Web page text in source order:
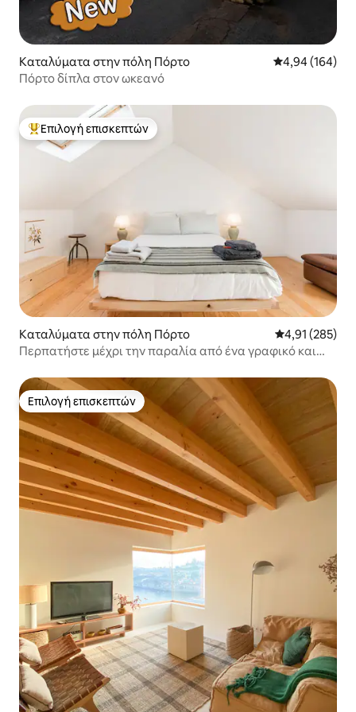
Καταλύματα στην πόλη Πόρτο Μέση
4,94 (164)
Πόρτο δίπλα στον ωκεανό
Κορυφαία επιλογή επισκεπτών
Επιλογή επισκεπτών
Καταλύματα στην πόλη Πόρτο Μέση
4,91 (285)
Περπατήστε μέχρι την παραλία από ένα γραφικό και
Επιλογή επισκεπτών
Επιλογή επισκεπτών